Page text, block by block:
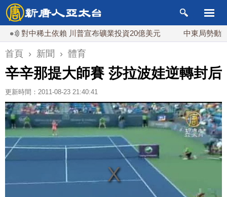
中稀土依賴 川普宣布礦業投資20億美元 中東局勢動盪 土
首頁 › 新聞 › 體育
辛辛那提大師賽 莎拉波娃逆轉封后
更新時間：2011-08-23 21:40:41